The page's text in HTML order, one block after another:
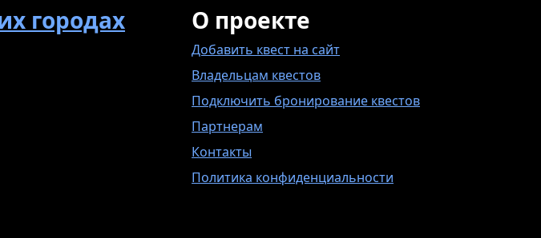
городах О проекте
Добавить квест на сайт
Владельцам квестов
Подключить бронирование квестов
Партнерам
Контакты
Политика конфиденциальности